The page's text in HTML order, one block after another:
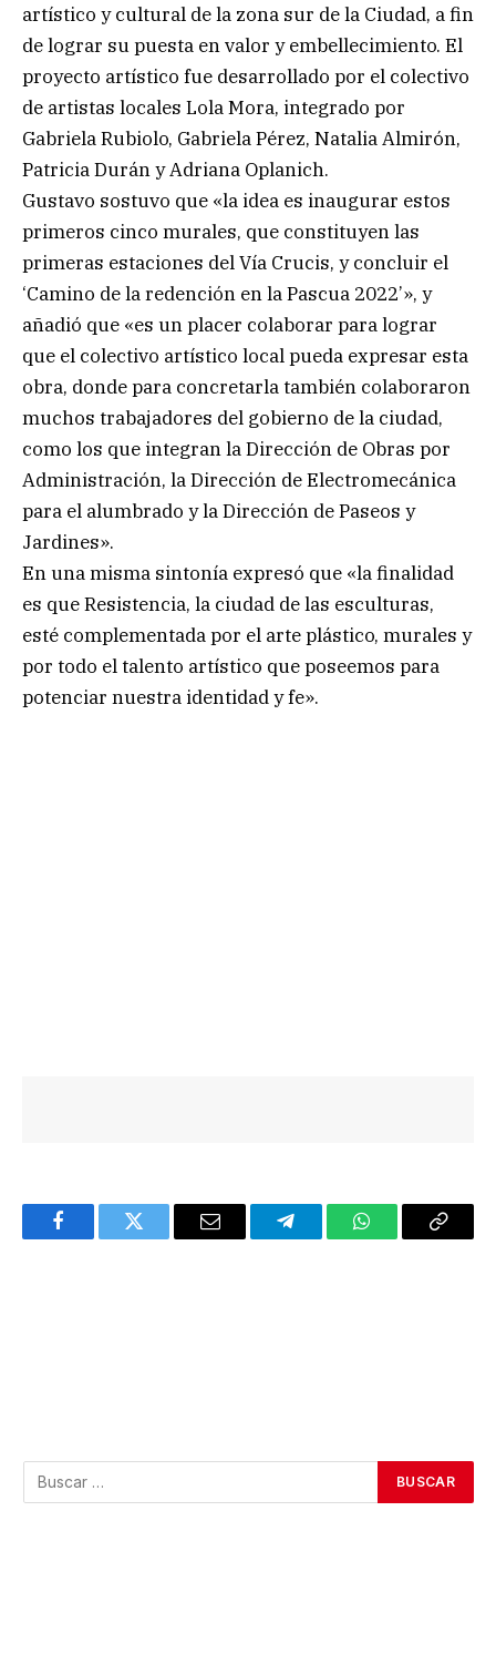
artístico y cultural de la zona sur de la Ciudad, a fin
de lograr su puesta en valor y embellecimiento. El
proyecto artístico fue desarrollado por el colectivo
de artistas locales Lola Mora, integrado por
Gabriela Rubiolo, Gabriela Pérez, Natalia Almirón,
Patricia Durán y Adriana Oplanich.
Gustavo sostuvo que «la idea es inaugurar estos
primeros cinco murales, que constituyen las
primeras estaciones del Vía Crucis, y concluir el
‘Camino de la redención en la Pascua 2022’», y
añadió que «es un placer colaborar para lograr
que el colectivo artístico local pueda expresar esta
obra, donde para concretarla también colaboraron
muchos trabajadores del gobierno de la ciudad,
como los que integran la Dirección de Obras por
Administración, la Dirección de Electromecánica
para el alumbrado y la Dirección de Paseos y
Jardines».
En una misma sintonía expresó que «la finalidad
es que Resistencia, la ciudad de las esculturas,
esté complementada por el arte plástico, murales y
por todo el talento artístico que poseemos para
potenciar nuestra identidad y fe».
FacebookTwitter Email TelegramWhatsAppCopy